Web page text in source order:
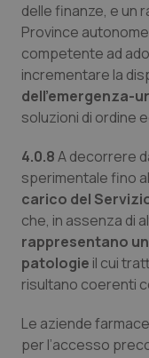
delle finanze, e un
Province
competente ad
incrementare la
dell’emergenza-
soluzioni di ordine
4.0.8A decorrere
sperimentale fino
carico del
che, in assenza di
rappresentano
patologie il cui
risultano coerenti
Le aziende
per l’accesso